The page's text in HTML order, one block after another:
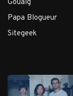
Gouaig
Papa Blogueur
Sitegeek